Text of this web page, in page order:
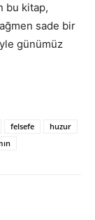
bu kitap,
sade bir
günümüz
felsefe
huzur